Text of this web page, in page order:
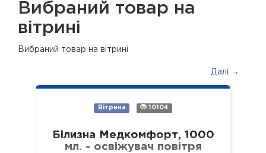
Вибраний товар на
вітрині
Вибраний товар на вітрині
Далі →
Вітрина 10104
Білизна Медкомфорт, 1000
мл. - освіжувач повітря